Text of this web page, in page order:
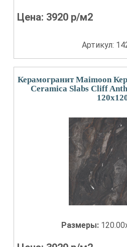
Цена: 3920 р/м2
Артикул:
Керамогранит Maimoon
Ceramica Slabs Cliff
Размеры: